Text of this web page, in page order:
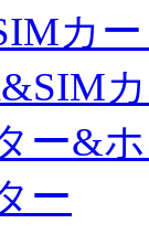
カ
ー&
ー